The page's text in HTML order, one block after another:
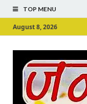
TOP MENU
August 8, 2026